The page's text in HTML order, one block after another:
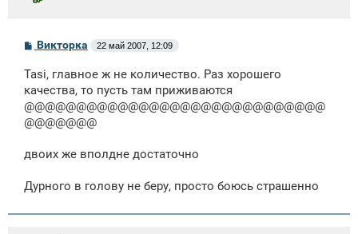
С
б
щ
н
и
Викторка 22 май 2007, 12:09
Tasi, главное ж не количество. Раз хорошего
качества, то пусть там приживаются
@@@@@@@@@@@@@@@@@@@@@@@@@@@@@
@@@@@@@
двоих же вполдне достаточно
Дурного в голову не беру, просто боюсь страшенно